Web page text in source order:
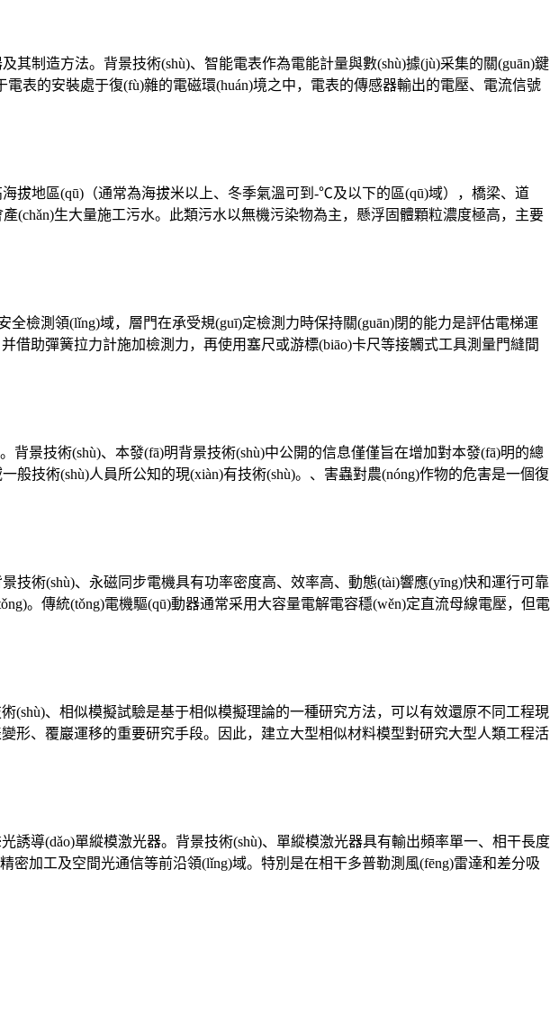
制造方法。背景技術(shù)、智能電表作為電能計量與數(shù)據(jù)采集的關(guān)鍵
表的安裝處于復(fù)雜的電磁環(huán)境之中，電表的傳感器輸出的電壓、電流信號
拔地區(qū)（通常為海拔米以上、冬季氣溫可到-℃及以下的區(qū)域），橋梁、道
(chǎn)生大量施工污水。此類污水以無機污染物為主，懸浮固體顆粒濃度極高，主要
檢測領(lǐng)域，層門在承受規(guī)定檢測力時保持關(guān)閉的能力是評估電梯運
借助彈簧拉力計施加檢測力，再使用塞尺或游標(biāo)卡尺等接觸式工具測量門縫間
景技術(shù)、本發(fā)明背景技術(shù)中公開的信息僅僅旨在增加對本發(fā)明的總
技術(shù)人員所公知的現(xiàn)有技術(shù)。、害蟲對農(nóng)作物的危害是一個復
術(shù)、永磁同步電機具有功率密度高、效率高、動態(tài)響應(yīng)快和運行可靠
。傳統(tǒng)電機驅(qū)動器通常采用大容量電解電容穩(wěn)定直流母線電壓，但電
(shù)、相似模擬試驗是基于相似模擬理論的一種研究方法，可以有效還原不同工程現
形、覆巖運移的重要研究手段。因此，建立大型相似材料模型對研究大型人類工程活
誘導(dǎo)單縱模激光器。背景技術(shù)、單縱模激光器具有輸出頻率單一、相干長度
加工及空間光通信等前沿領(lǐng)域。特別是在相干多普勒測風(fēng)雷達和差分吸